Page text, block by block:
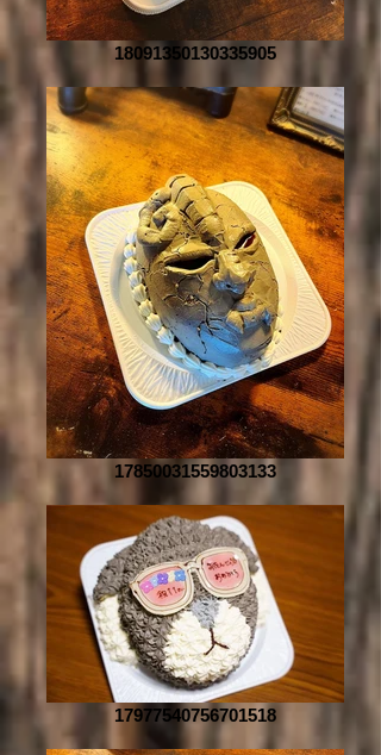
18091350130335905
17850031559803133
17977540756701518